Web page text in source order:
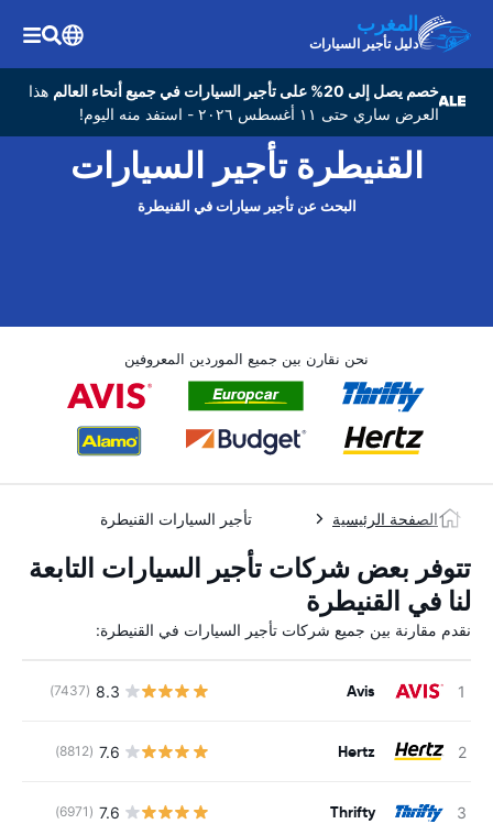
المغرب
دليل تأجير السيارات
خصم يصل إلى 20% على تأجير السيارات في جميع أنحاء العالم
هذا
العرض ساري حتى ١١ أغسطس ٢٠٢٦ - استفد منه اليوم!
القنيطرة تأجير السيارات
البحث عن تأجير سيارات في القنيطرة
نحن نقارن بين جميع الموردين المعروفين
الصفحة الرئيسية تأجير السيارات القنيطرة
تتوفر بعض شركات تأجير السيارات التابعة
لنا في القنيطرة
نقدم مقارنة بين جميع شركات تأجير السيارات في القنيطرة:
Avis
8.3
(7437)
Hertz
7.6
(8812)
Thrifty
7.6
(6971)